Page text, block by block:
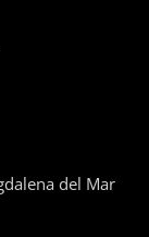
del Mar